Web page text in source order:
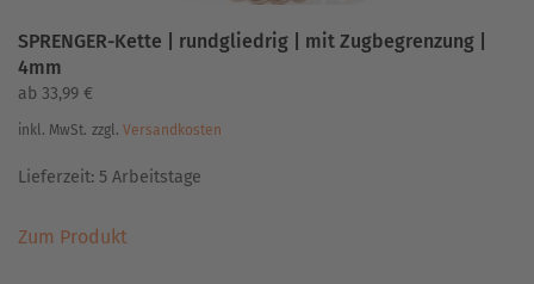
SPRENGER-Kette | rundgliedrig | mit Zugbegrenzung |
4mm
ab 33,99 €
inkl. MwSt. zzgl. Versandkosten
Lieferzeit: 5 Arbeitstage
Zum ProduktProdukt